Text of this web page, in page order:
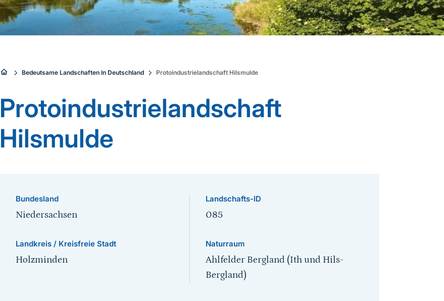
Sie
sind
hier:
Bedeutsame Landschaften In Deutschland Protoindustrielandschaft Hilsmulde
Protoindustrielandschaft
Hilsmulde
Bundesland
Niedersachsen
Landkreis / Kreisfreie Stadt
Holzminden
Landschafts-ID
085
Naturraum
Ahlfelder Bergland (Ith und Hils-
Bergland)